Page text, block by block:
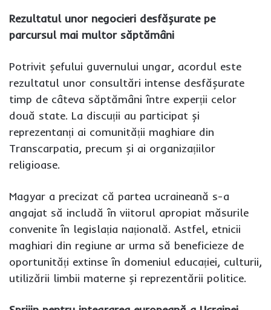
Rezultatul unor negocieri desfășurate pe
parcursul mai multor săptămâni
Potrivit șefului guvernului ungar, acordul este
rezultatul unor consultări intense desfășurate
timp de câteva săptămâni între experții celor
două state. La discuții au participat și
reprezentanți ai comunității maghiare din
Transcarpatia, precum și ai organizațiilor
religioase.
Magyar a precizat că partea ucraineană s-a
angajat să includă în viitorul apropiat măsurile
convenite în legislația națională. Astfel, etnicii
maghiari din regiune ar urma să beneficieze de
oportunități extinse în domeniul educației, culturii,
utilizării limbii materne și reprezentării politice.